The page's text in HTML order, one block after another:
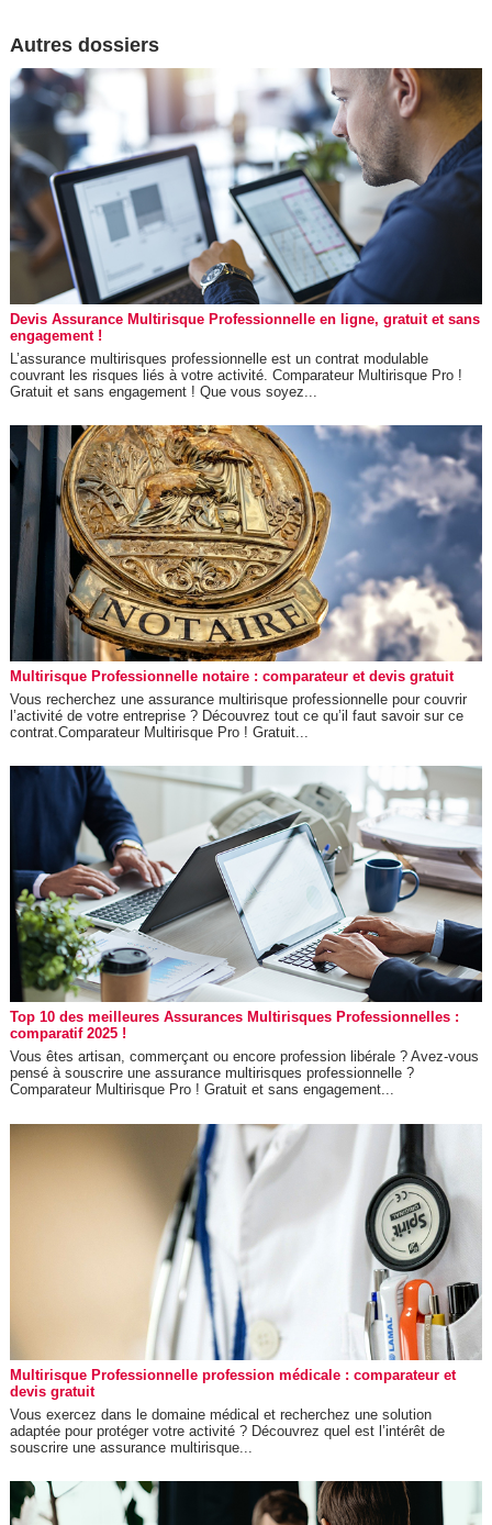
Autres dossiers
Devis Assurance Multirisque Professionnelle en ligne, gratuit et sans
engagement !
L’assurance multirisques professionnelle est un contrat modulable
couvrant les risques liés à votre activité. Comparateur Multirisque Pro !
Gratuit et sans engagement ! Que vous soyez...
Multirisque Professionnelle notaire : comparateur et devis gratuit
Vous recherchez une assurance multirisque professionnelle pour couvrir
l’activité de votre entreprise ? Découvrez tout ce qu’il faut savoir sur ce
contrat.Comparateur Multirisque Pro ! Gratuit...
Top 10 des meilleures Assurances Multirisques Professionnelles :
comparatif 2025 !
Vous êtes artisan, commerçant ou encore profession libérale ? Avez-vous
pensé à souscrire une assurance multirisques professionnelle ?
Comparateur Multirisque Pro ! Gratuit et sans engagement...
Multirisque Professionnelle profession médicale : comparateur et
devis gratuit
Vous exercez dans le domaine médical et recherchez une solution
adaptée pour protéger votre activité ? Découvrez quel est l’intérêt de
souscrire une assurance multirisque...